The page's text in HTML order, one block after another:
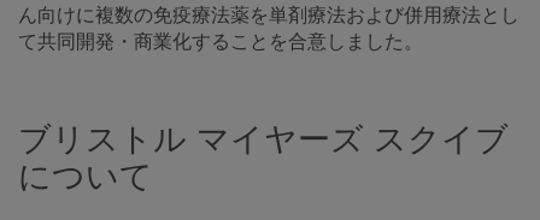
ん向けに複数の免疫療法薬を単剤療法および併用療法とし
て共同開発・商業化することを合意しました。
ブリストル マイヤーズ スクイブ
について